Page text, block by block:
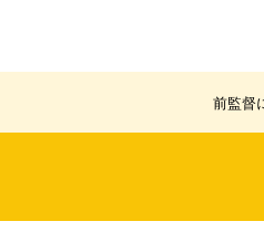
前監督